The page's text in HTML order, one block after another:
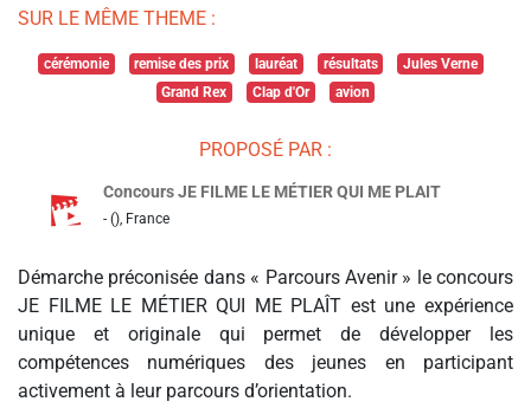
SUR LE MÊME THEME :
cérémonie remise des prix lauréat résultats
Jules Verne
Grand Rex
Clap d'Or avion
PROPOSÉ PAR :
Concours JE FILME LE MÉTIER QUI ME PLAIT
- (), France
Démarche préconisée dans « Parcours Avenir » le concours
JE FILME LE MÉTIER QUI ME PLAÎT est une expérience
unique et originale qui permet de développer les
compétences numériques des jeunes en participant
activement à leur parcours d’orientation.